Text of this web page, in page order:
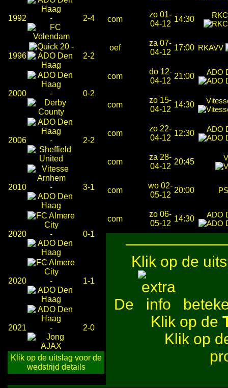
1992 - 2-4
1996
-
2-2
2000 - 0-2
2006 - 2-2
2010 - 3-1
2020 - 0-1
2020 - 1-1
2021 - 2-0
Klik op de uitslag voor de
wedstrijd details
com
zo 01-
04-12
14:30
oef
za 07-
04-12
17:00 RKAVV
com
do 12-
04-12
21:00 ADO
com
zo 15-
04-12
14:30
com
zo 22-
04-12
12:30 ADO
com
za 28-
04-12
20:45
com
wo 02-
05-12
20:00
com
zo 06-
05-12
14:30 ADO
Klik op de
De
Klik op de
Klik op